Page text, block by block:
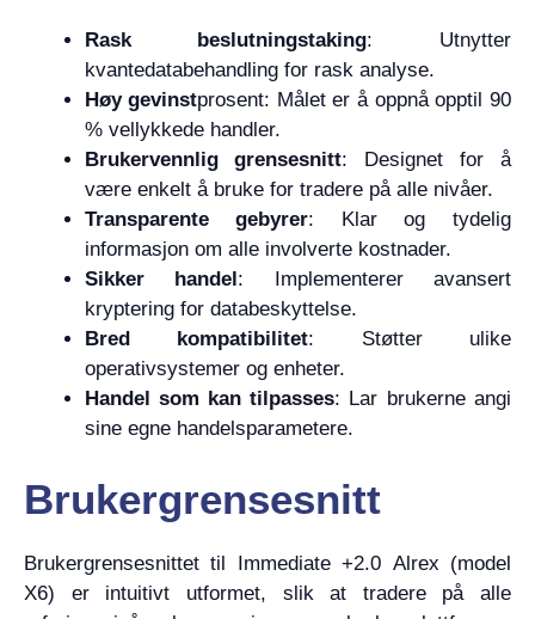
Rask beslutningstaking: Utnytter
kvantedatabehandling for rask analyse.
Høy gevinstprosent: Målet er å oppnå opptil 90
% vellykkede handler.
Brukervennlig grensesnitt: Designet for å
være enkelt å bruke for tradere på alle nivåer.
Transparente gebyrer: Klar og tydelig
informasjon om alle involverte kostnader.
Sikker handel: Implementerer avansert
kryptering for databeskyttelse.
Bred kompatibilitet: Støtter ulike
operativsystemer og enheter.
Handel som kan tilpasses: Lar brukerne angi
sine egne handelsparametere.
Brukergrensesnitt
Brukergrensesnittet til Immediate +2.0 Alrex (model
X6) er intuitivt utformet, slik at tradere på alle